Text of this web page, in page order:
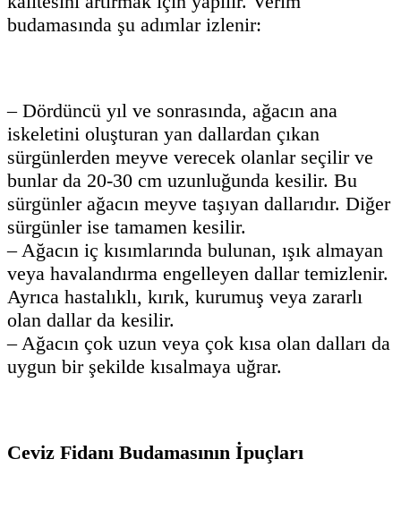
budamasında şu adımlar izlenir:
– Dördüncü yıl ve sonrasında, ağacın ana
iskeletini oluşturan yan dallardan çıkan
sürgünlerden meyve verecek olanlar seçilir ve
bunlar da 20-30 cm uzunluğunda kesilir. Bu
sürgünler ağacın meyve taşıyan dallarıdır. Diğer
sürgünler ise tamamen kesilir.
– Ağacın iç kısımlarında bulunan, ışık almayan
veya havalandırma engelleyen dallar temizlenir.
Ayrıca hastalıklı, kırık, kurumuş veya zararlı
olan dallar da kesilir.
– Ağacın çok uzun veya çok kısa olan dalları da
uygun bir şekilde kısalmaya uğrar.
Ceviz Fidanı Budamasının İpuçları